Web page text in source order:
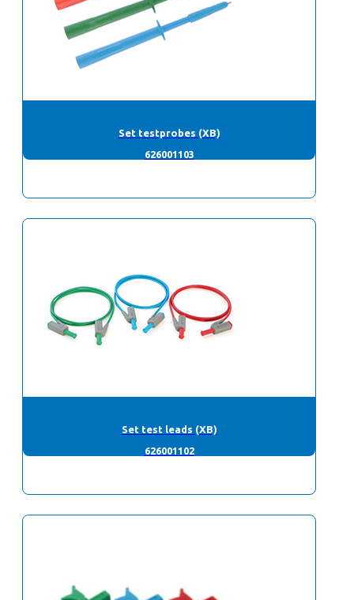
Set testprobes (XB)
626001103
Set test leads (XB)
626001102